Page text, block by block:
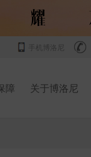
手机博洛尼
障 关于博洛尼